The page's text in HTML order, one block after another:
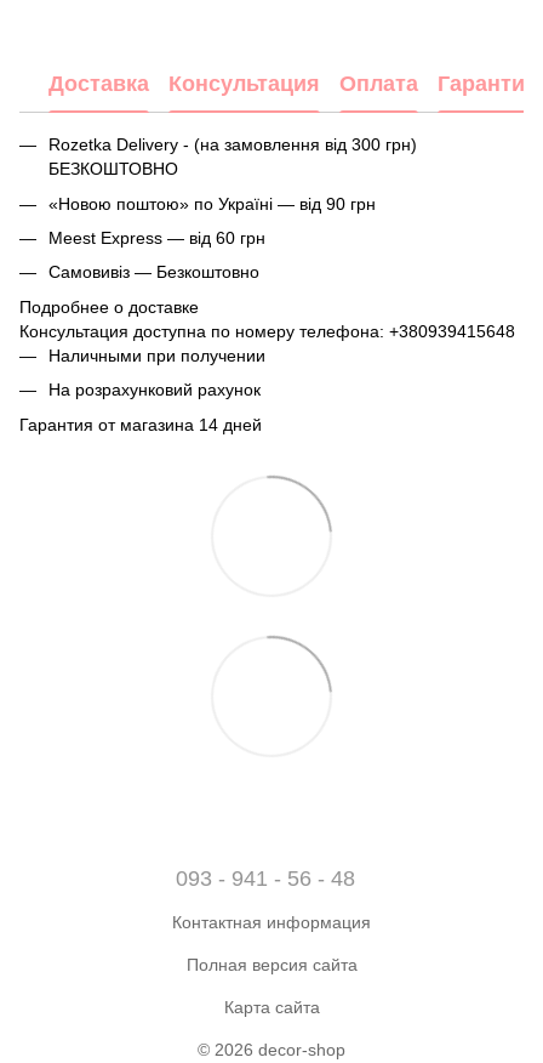
Доставка Консультация Оплата Гарантия
Rozetka Delivery - (на замовлення від 300 грн)
БЕЗКОШТОВНО
«Новою поштою» по Україні — від 90 грн
Meest Express — від 60 грн
Самовивіз — Безкоштовно
Подробнее о доставке
Консультация доступна по номеру телефона: +380939415648
Наличными при получении
На розрахунковий рахунок
Гарантия от магазина 14 дней
093 - 941 - 56 - 48
Контактная информация
Полная версия сайта
Карта сайта
© 2026 decor-shop